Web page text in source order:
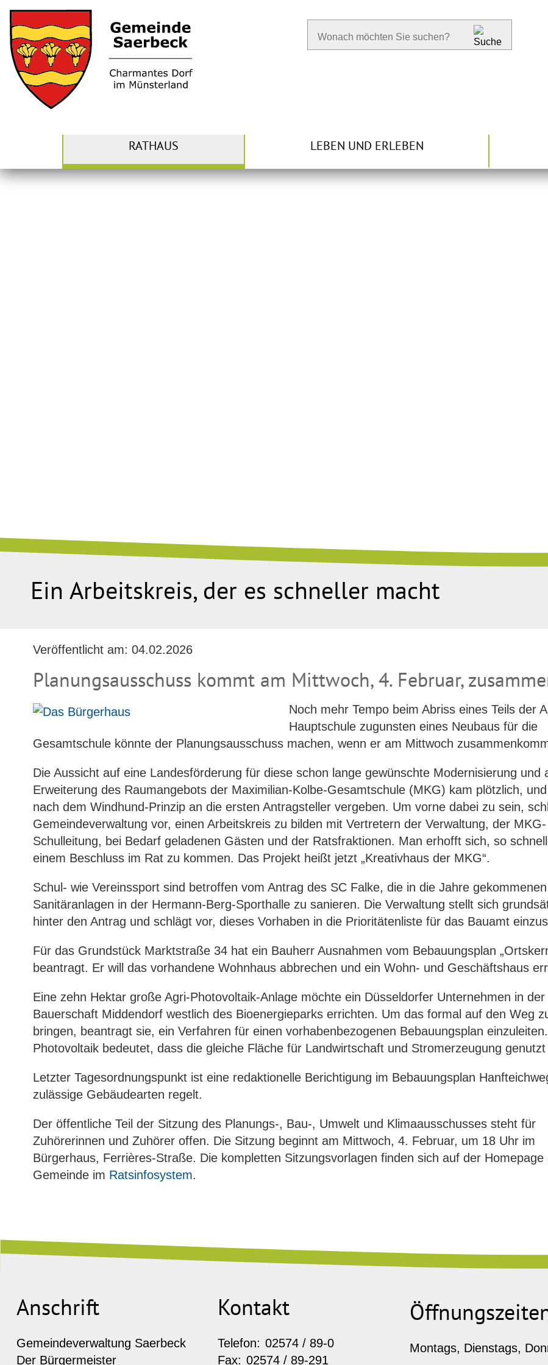
RATHAUS LEBEN UND ERLEBEN
Ein Arbeitskreis, der es schneller macht
Veröffentlicht am: 04.02.2026
Planungsausschuss kommt am Mittwoch, 4. Februar,
Noch mehr Tempo beim Abriss eines Teils der
Hauptschule zugunsten eines Neubaus für die
Gesamtschule könnte der Planungsausschuss machen, wenn er am Mittwoch
Die Aussicht auf eine Landesförderung für diese schon lange gewünschte Modernisierung und
Erweiterung des Raumangebots der Maximilian-Kolbe-Gesamtschule (MKG) kam plötzlich,
nach dem Windhund-Prinzip an die ersten Antragsteller vergeben. Um vorne dabei zu sein,
Gemeindeverwaltung vor, einen Arbeitskreis zu bilden mit Vertretern der Verwaltung, der MKG-
Schulleitung, bei Bedarf geladenen Gästen und der Ratsfraktionen. Man erhofft sich, so
einem Beschluss im Rat zu kommen. Das Projekt heißt jetzt „Kreativhaus der MKG“.
Schul- wie Vereinssport sind betroffen vom Antrag des SC Falke, die in die Jahre gekommenen
Sanitäranlagen in der Hermann-Berg-Sporthalle zu sanieren. Die Verwaltung stellt sich
hinter den Antrag und schlägt vor, dieses Vorhaben in die Prioritätenliste für das Bauamt
Für das Grundstück Marktstraße 34 hat ein Bauherr Ausnahmen vom Bebauungsplan
beantragt. Er will das vorhandene Wohnhaus abbrechen und ein Wohn- und Geschäftshaus
Eine zehn Hektar große Agri-Photovoltaik-Anlage möchte ein Düsseldorfer Unternehmen in der
Bauerschaft Middendorf westlich des Bioenergieparks errichten. Um das formal auf den Weg
bringen, beantragt sie, ein Verfahren für einen vorhabenbezogenen Bebauungsplan
Photovoltaik bedeutet, dass die gleiche Fläche für Landwirtschaft und Stromerzeugung genutzt
Letzter Tagesordnungspunkt ist eine redaktionelle Berichtigung im Bebauungsplan
zulässige Gebäudearten regelt.
Der öffentliche Teil der Sitzung des Planungs-, Bau-, Umwelt und Klimaausschusses steht für
Zuhörerinnen und Zuhörer offen. Die Sitzung beginnt am Mittwoch, 4. Februar, um 18 Uhr im
Bürgerhaus, Ferrières-Straße. Die kompletten Sitzungsvorlagen finden sich auf der Homepage
Gemeinde im Ratsinfosystem.
Anschrift
Gemeindeverwaltung Saerbeck
Der Bürgermeister
Kontakt
Telefon: 02574 / 89-0
Fax: 02574 / 89-291
Montags, Dienstags,